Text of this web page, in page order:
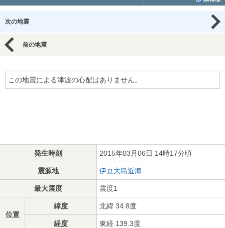
次の地震
前の地震
この地震による津波の心配はありません。
発生時刻 2015年03月06日 14時17分頃
震源地 伊豆大島近海
最大震度 震度1
位置
緯度 北緯 34.8度
経度 東経 139.3度